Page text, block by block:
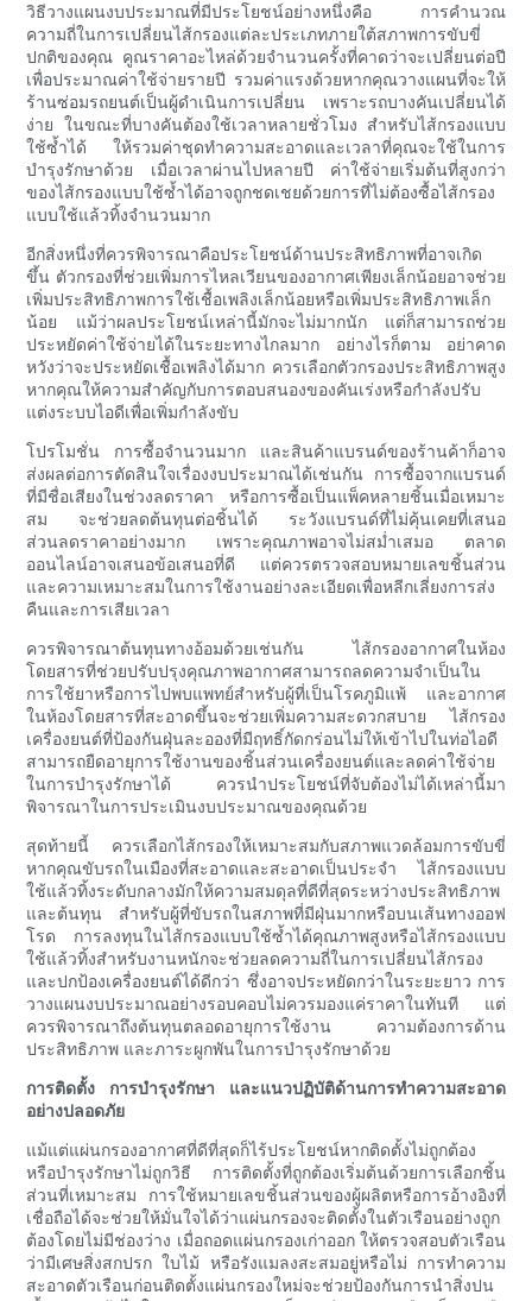
วิธีวางแผนงบประมาณที่มีประโยชน์อย่างหนึ่งคือ การคำนวณ
ความถี่ในการเปลี่ยนไส้กรองแต่ละประเภทภายใต้สภาพการขับขี่
ปกติของคุณ คูณราคาอะไหล่ด้วยจำนวนครั้งที่คาดว่าจะเปลี่ยนต่อปี
เพื่อประมาณค่าใช้จ่ายรายปี รวมค่าแรงด้วยหากคุณวางแผนที่จะให้
ร้านซ่อมรถยนต์เป็นผู้ดำเนินการเปลี่ยน เพราะรถบางคันเปลี่ยนได้
ง่าย ในขณะที่บางคันต้องใช้เวลาหลายชั่วโมง สำหรับไส้กรองแบบ
ใช้ซ้ำได้ ให้รวมค่าชุดทำความสะอาดและเวลาที่คุณจะใช้ในการ
บำรุงรักษาด้วย เมื่อเวลาผ่านไปหลายปี ค่าใช้จ่ายเริ่มต้นที่สูงกว่า
ของไส้กรองแบบใช้ซ้ำได้อาจถูกชดเชยด้วยการที่ไม่ต้องซื้อไส้กรอง
แบบใช้แล้วทิ้งจำนวนมาก
อีกสิ่งหนึ่งที่ควรพิจารณาคือประโยชน์ด้านประสิทธิภาพที่อาจเกิด
ขึ้น ตัวกรองที่ช่วยเพิ่มการไหลเวียนของอากาศเพียงเล็กน้อยอาจช่วย
เพิ่มประสิทธิภาพการใช้เชื้อเพลิงเล็กน้อยหรือเพิ่มประสิทธิภาพเล็ก
น้อย แม้ว่าผลประโยชน์เหล่านี้มักจะไม่มากนัก แต่ก็สามารถช่วย
ประหยัดค่าใช้จ่ายได้ในระยะทางไกลมาก อย่างไรก็ตาม อย่าคาด
หวังว่าจะประหยัดเชื้อเพลิงได้มาก ควรเลือกตัวกรองประสิทธิภาพสูง
หากคุณให้ความสำคัญกับการตอบสนองของคันเร่งหรือกำลังปรับ
แต่งระบบไอดีเพื่อเพิ่มกำลังขับ
โปรโมชั่น การซื้อจำนวนมาก และสินค้าแบรนด์ของร้านค้าก็อาจ
ส่งผลต่อการตัดสินใจเรื่องงบประมาณได้เช่นกัน การซื้อจากแบรนด์
ที่มีชื่อเสียงในช่วงลดราคา หรือการซื้อเป็นแพ็คหลายชิ้นเมื่อเหมาะ
สม จะช่วยลดต้นทุนต่อชิ้นได้ ระวังแบรนด์ที่ไม่คุ้นเคยที่เสนอ
ส่วนลดราคาอย่างมาก เพราะคุณภาพอาจไม่สม่ำเสมอ ตลาด
ออนไลน์อาจเสนอข้อเสนอที่ดี แต่ควรตรวจสอบหมายเลขชิ้นส่วน
และความเหมาะสมในการใช้งานอย่างละเอียดเพื่อหลีกเลี่ยงการส่ง
คืนและการเสียเวลา
ควรพิจารณาต้นทุนทางอ้อมด้วยเช่นกัน ไส้กรองอากาศในห้อง
โดยสารที่ช่วยปรับปรุงคุณภาพอากาศสามารถลดความจำเป็นใน
การใช้ยาหรือการไปพบแพทย์สำหรับผู้ที่เป็นโรคภูมิแพ้ และอากาศ
ในห้องโดยสารที่สะอาดขึ้นจะช่วยเพิ่มความสะดวกสบาย ไส้กรอง
เครื่องยนต์ที่ป้องกันฝุ่นละอองที่มีฤทธิ์กัดกร่อนไม่ให้เข้าไปในท่อไอดี
สามารถยืดอายุการใช้งานของชิ้นส่วนเครื่องยนต์และลดค่าใช้จ่าย
ในการบำรุงรักษาได้ ควรนำประโยชน์ที่จับต้องไม่ได้เหล่านี้มา
พิจารณาในการประเมินงบประมาณของคุณด้วย
สุดท้ายนี้ ควรเลือกไส้กรองให้เหมาะสมกับสภาพแวดล้อมการขับขี่
หากคุณขับรถในเมืองที่สะอาดและสะอาดเป็นประจำ ไส้กรองแบบ
ใช้แล้วทิ้งระดับกลางมักให้ความสมดุลที่ดีที่สุดระหว่างประสิทธิภาพ
และต้นทุน สำหรับผู้ที่ขับรถในสภาพที่มีฝุ่นมากหรือบนเส้นทางออฟ
โรด การลงทุนในไส้กรองแบบใช้ซ้ำได้คุณภาพสูงหรือไส้กรองแบบ
ใช้แล้วทิ้งสำหรับงานหนักจะช่วยลดความถี่ในการเปลี่ยนไส้กรอง
และปกป้องเครื่องยนต์ได้ดีกว่า ซึ่งอาจประหยัดกว่าในระยะยาว การ
วางแผนงบประมาณอย่างรอบคอบไม่ควรมองแค่ราคาในทันที แต่
ควรพิจารณาถึงต้นทุนตลอดอายุการใช้งาน ความต้องการด้าน
ประสิทธิภาพ และภาระผูกพันในการบำรุงรักษาด้วย
การติดตั้ง การบำรุงรักษา และแนวปฏิบัติด้านการทำความสะอาด
อย่างปลอดภัย
แม้แต่แผ่นกรองอากาศที่ดีที่สุดก็ไร้ประโยชน์หากติดตั้งไม่ถูกต้อง
หรือบำรุงรักษาไม่ถูกวิธี การติดตั้งที่ถูกต้องเริ่มต้นด้วยการเลือกชิ้น
ส่วนที่เหมาะสม การใช้หมายเลขชิ้นส่วนของผู้ผลิตหรือการอ้างอิงที่
เชื่อถือได้จะช่วยให้มั่นใจได้ว่าแผ่นกรองจะติดตั้งในตัวเรือนอย่างถูก
ต้องโดยไม่มีช่องว่าง เมื่อถอดแผ่นกรองเก่าออก ให้ตรวจสอบตัวเรือน
ว่ามีเศษสิ่งสกปรก ใบไม้ หรือรังแมลงสะสมอยู่หรือไม่ การทำความ
สะอาดตัวเรือนก่อนติดตั้งแผ่นกรองใหม่จะช่วยป้องกันการนำสิ่งปน